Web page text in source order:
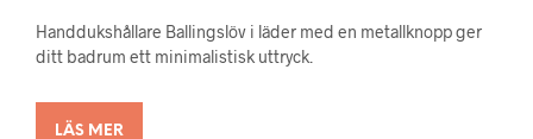
Handdukshållare Ballingslöv i läder med en metallknopp ger
ditt badrum ett minimalistisk uttryck.
LÄS MER